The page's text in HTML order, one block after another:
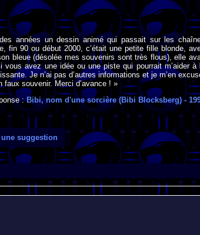
années un dessin animé qui passait sur les
fin 90 ou début 2000, c’était une petite fille blonde,
bleue (désolée mes souvenirs sont très flous), elle
avez une idée ou une piste qui pourrait m’aider à
Je n’ai pas d’autres informations et je m’en
souvenir. Merci d’avance ! »
:Bibi, nom d'une sorcière (Bibi Blocksberg)-
suggestion